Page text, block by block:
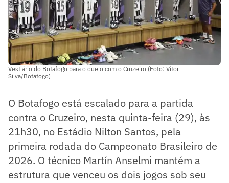
Vestiário do Botafogo para o duelo com o Cruzeiro (Foto: Vítor
Silva/Botafogo)
O Botafogo está escalado para a partida
contra o Cruzeiro, nesta quinta-feira (29), às
21h30, no Estádio Nilton Santos, pela
primeira rodada do Campeonato Brasileiro de
2026. O técnico Martín Anselmi mantém a
estrutura que venceu os dois jogos sob seu